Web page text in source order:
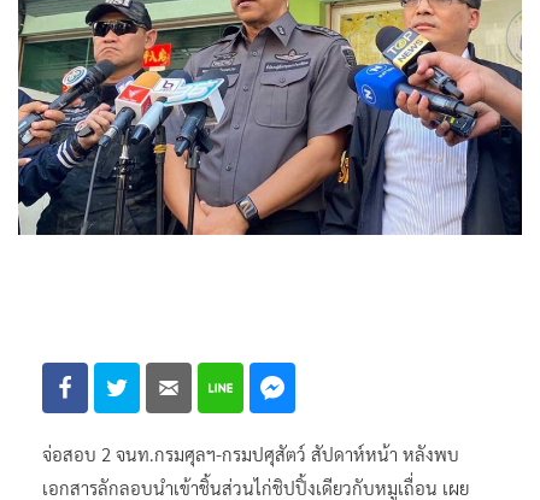
จ่อสอบ 2 จนท.กรมศุลฯ-กรมปศุสัตว์ สัปดาห์หน้า หลังพบ
เอกสารลักลอบนำเข้าชิ้นส่วนไก่ชิปปิ้งเดียวกับหมูเถื่อน เผย